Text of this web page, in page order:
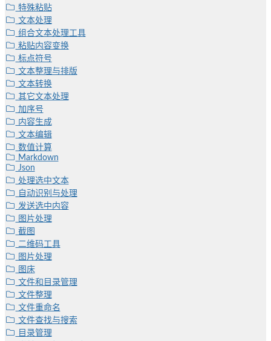
特殊粘贴
文本处理
组合文本处理工具
粘贴内容变换
标点符号
文本整理与排版
文本转换
其它文本处理
加序号
内容生成
文本编辑
数值计算
Markdown
Json
处理选中文本
自动识别与处理
发送选中内容
图片处理
截图
二维码工具
图片处理
图床
文件和目录管理
文件整理
文件重命名
文件查找与搜索
目录管理